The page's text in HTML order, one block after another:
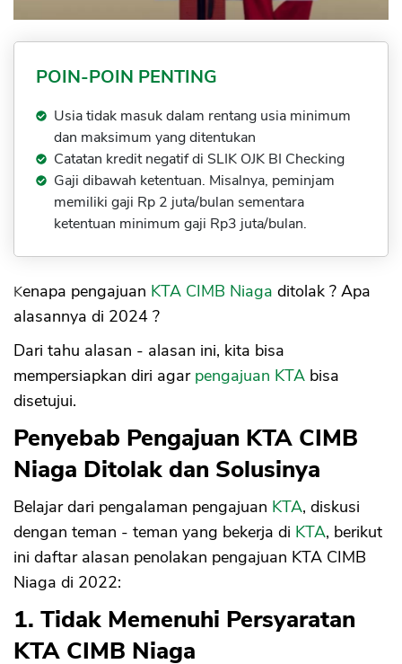
16. Pernah Ditolak Sebelumnya Dibawah 3
CIMB Niaga
POIN-POIN PENTING
Usia tidak masuk dalam rentang usia minimum
dan maksimum yang ditentukan
Catatan kredit negatif di SLIK OJK BI Checking
Gaji dibawah ketentuan. Misalnya, peminjam
memiliki gaji Rp 2 juta/bulan sementara
ketentuan minimum gaji Rp3 juta/bulan.
Kenapa pengajuan KTA CIMB Niaga ditolak ? Apa
alasannya di 2024 ?
Dari tahu alasan - alasan ini, kita bisa
mempersiapkan diri agar pengajuan KTA bisa
disetujui.
Penyebab Pengajuan KTA CIMB
Niaga Ditolak dan Solusinya
Belajar dari pengalaman pengajuan KTA, diskusi
dengan teman - teman yang bekerja di KTA, berikut
ini daftar alasan penolakan pengajuan KTA CIMB
Niaga di 2022:
1. Tidak Memenuhi Persyaratan
KTA CIMB Niaga